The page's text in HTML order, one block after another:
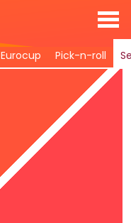
Eurocup Pick-n-roll